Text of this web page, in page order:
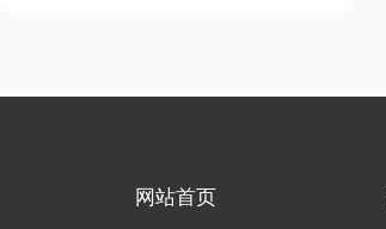
网站首页